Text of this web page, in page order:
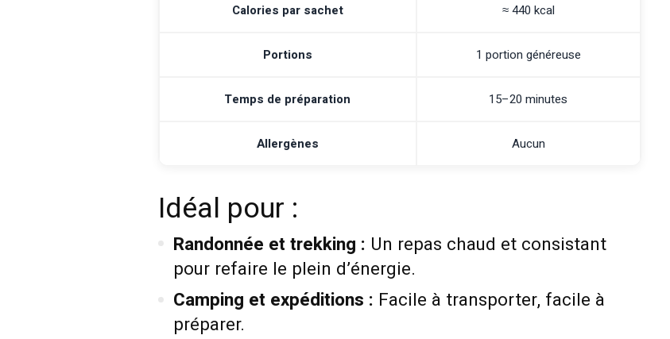
Calories par sachet ≈ 440 kcal
Portions 1 portion généreuse
Temps de préparation 15–20 minutes
Allergènes Aucun
Idéal pour :
Randonnée et trekking : Un repas chaud et consistant
pour refaire le plein d’énergie.
Camping et expéditions : Facile à transporter, facile à
préparer.